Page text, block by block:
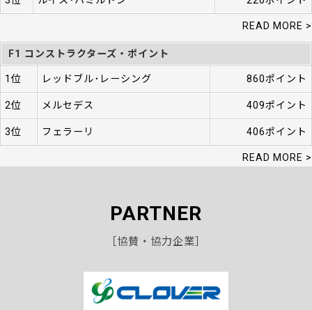
READ MORE >
F1 コンストラクターズ・ポイント
1位 レッドブル･レーシング 860ポイント
2位 メルセデス 409ポイント
3位 フェラーリ 406ポイント
READ MORE >
PARTNER
［協賛・協力企業］